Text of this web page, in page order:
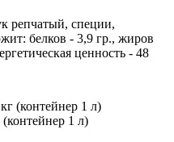
репчатый, специи,
белков - 3,9 гр., жиров
ценность - 48
1 л)